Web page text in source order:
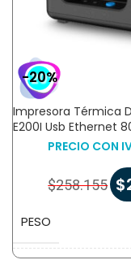
-20%
Impresora Térmica
E200I Usb Ethernet
PRECIO CON
$258.155 $
PESO